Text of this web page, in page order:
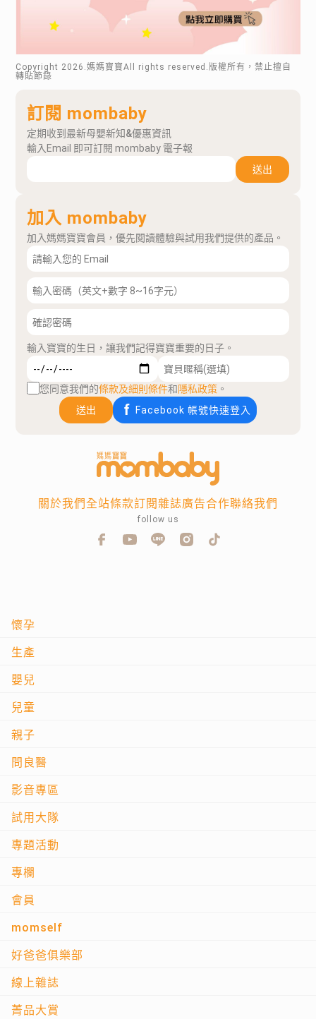
Copyright 2026 .媽媽寶寶All rights reserved.版權所有，禁止擅自
轉貼節錄
訂閱 mombaby
定期收到最新母嬰新知&優惠資訊
輸入Email 即可訂閱 mombaby 電子報
送出
加入 mombaby
加入媽媽寶寶會員，優先閱讀體驗與試用我們提供的產品。
輸入寶寶的生日，讓我們記得寶寶重要的日子。
您同意我們的條款及細則條件和隱私政策 。
送出
Facebook 帳號快速登入
懷孕
生產
嬰兒
兒童
親子
問良醫
影音專區
試用大隊
專題活動
專欄
會員
momself
好爸爸俱樂部
線上雜誌
菁品大賞
關於我們全站條款訂閱雜誌廣告合作聯絡我們
follow us